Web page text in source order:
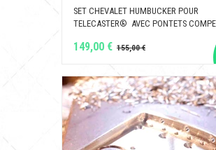
SET CHEVALET HUMBUCKER POUR
TELECASTER® AVEC PONTETS
149,00 €